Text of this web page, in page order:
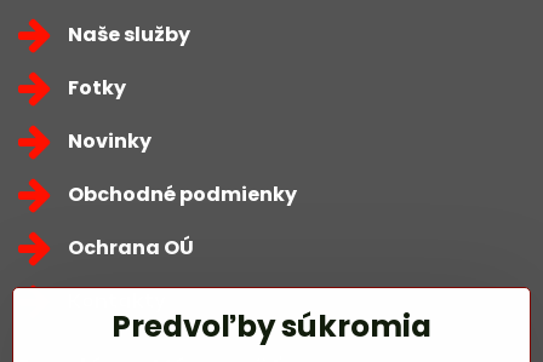
Naše služby
Fotky
Novinky
Obchodné podmienky
Ochrana OÚ
Predvoľby súkromia